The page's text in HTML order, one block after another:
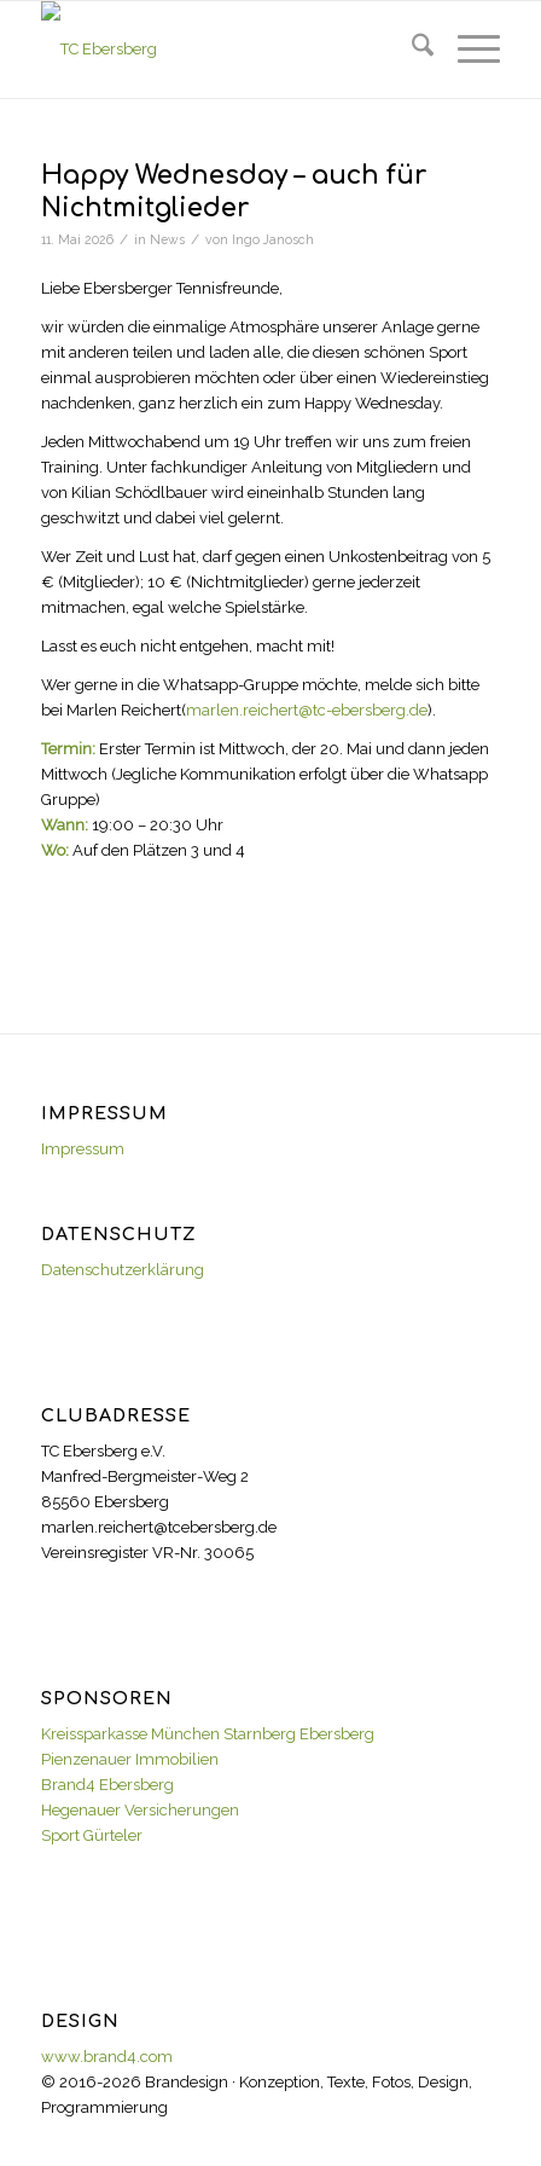
Happy Wednesday – auch für
Nichtmitglieder
11. Mai 2026 / in News / von Ingo Janosch
Liebe Ebersberger Tennisfreunde,
wir würden die einmalige Atmosphäre unserer Anlage gerne
mit anderen teilen und laden alle, die diesen schönen Sport
einmal ausprobieren möchten oder über einen Wiedereinstieg
nachdenken, ganz herzlich ein zum Happy Wednesday.
Jeden Mittwochabend um 19 Uhr treffen wir uns zum freien
Training. Unter fachkundiger Anleitung von Mitgliedern und
von Kilian Schödlbauer wird eineinhalb Stunden lang
geschwitzt und dabei viel gelernt.
Wer Zeit und Lust hat, darf gegen einen Unkostenbeitrag von 5
€ (Mitglieder); 10 € (Nichtmitglieder) gerne jederzeit
mitmachen, egal welche Spielstärke.
Lasst es euch nicht entgehen, macht mit!
Wer gerne in die Whatsapp-Gruppe möchte, melde sich bitte
bei Marlen Reichert(marlen.reichert@tc-ebersberg.de).
Termin:Erster Termin ist Mittwoch, der 20. Mai und dann jeden
Mittwoch (Jegliche Kommunikation erfolgt über die Whatsapp
Gruppe)
Wann:19:00 – 20:30 Uhr
Wo:Auf den Plätzen 3 und 4
IMPRESSUM
Impressum
DATENSCHUTZ
Datenschutzerklärung
CLUBADRESSE
TC Ebersberg e.V.
Manfred-Bergmeister-Weg 2
85560 Ebersberg
marlen.reichert@tcebersberg.de
Vereinsregister VR-Nr. 30065
SPONSOREN
Kreissparkasse München Starnberg Ebersberg
Pienzenauer Immobilien
Brand4 Ebersberg
Hegenauer Versicherungen
Sport Gürteler
DESIGN
www.brand4.com
© 2016-2026 Brandesign · Konzeption, Texte, Fotos, Design,
Programmierung